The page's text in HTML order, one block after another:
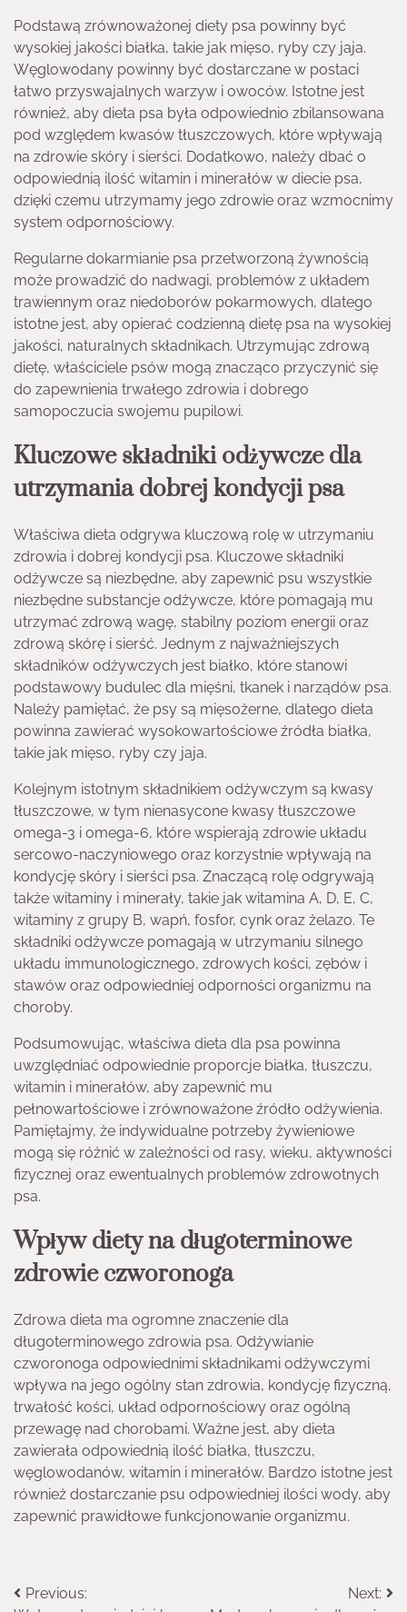
Podstawą zrównoważonej diety psa powinny być
wysokiej jakości białka, takie jak mięso, ryby czy jaja.
Węglowodany powinny być dostarczane w postaci
łatwo przyswajalnych warzyw i owoców. Istotne jest
również, aby dieta psa była odpowiednio zbilansowana
pod względem kwasów tłuszczowych, które wpływają
na zdrowie skóry i sierści. Dodatkowo, należy dbać o
odpowiednią ilość witamin i minerałów w diecie psa,
dzięki czemu utrzymamy jego zdrowie oraz wzmocnimy
system odpornościowy.
Regularne dokarmianie psa przetworzoną żywnością
może prowadzić do nadwagi, problemów z układem
trawiennym oraz niedoborów pokarmowych, dlatego
istotne jest, aby opierać codzienną dietę psa na wysokiej
jakości, naturalnych składnikach. Utrzymując zdrową
dietę, właściciele psów mogą znacząco przyczynić się
do zapewnienia trwałego zdrowia i dobrego
samopoczucia swojemu pupilowi.
Kluczowe składniki odżywcze dla
utrzymania dobrej kondycji psa
Właściwa dieta odgrywa kluczową rolę w utrzymaniu
zdrowia i dobrej kondycji psa. Kluczowe składniki
odżywcze są niezbędne, aby zapewnić psu wszystkie
niezbędne substancje odżywcze, które pomagają mu
utrzymać zdrową wagę, stabilny poziom energii oraz
zdrową skórę i sierść. Jednym z najważniejszych
składników odżywczych jest białko, które stanowi
podstawowy budulec dla mięśni, tkanek i narządów psa.
Należy pamiętać, że psy są mięsożerne, dlatego dieta
powinna zawierać wysokowartościowe źródła białka,
takie jak mięso, ryby czy jaja.
Kolejnym istotnym składnikiem odżywczym są kwasy
tłuszczowe, w tym nienasycone kwasy tłuszczowe
omega-3 i omega-6, które wspierają zdrowie układu
sercowo-naczyniowego oraz korzystnie wpływają na
kondycję skóry i sierści psa. Znaczącą rolę odgrywają
także witaminy i minerały, takie jak witamina A, D, E, C,
witaminy z grupy B, wapń, fosfor, cynk oraz żelazo. Te
składniki odżywcze pomagają w utrzymaniu silnego
układu immunologicznego, zdrowych kości, zębów i
stawów oraz odpowiedniej odporności organizmu na
choroby.
Podsumowując, właściwa dieta dla psa powinna
uwzględniać odpowiednie proporcje białka, tłuszczu,
witamin i minerałów, aby zapewnić mu
pełnowartościowe i zrównoważone źródło odżywienia.
Pamiętajmy, że indywidualne potrzeby żywieniowe
mogą się różnić w zależności od rasy, wieku, aktywności
fizycznej oraz ewentualnych problemów zdrowotnych
psa.
Wpływ diety na długoterminowe
zdrowie czworonoga
Zdrowa dieta ma ogromne znaczenie dla
długoterminowego zdrowia psa. Odżywianie
czworonoga odpowiednimi składnikami odżywczymi
wpływa na jego ogólny stan zdrowia, kondycję fizyczną,
trwałość kości, układ odpornościowy oraz ogólną
przewagę nad chorobami. Ważne jest, aby dieta
zawierała odpowiednią ilość białka, tłuszczu,
węglowodanów, witamin i minerałów. Bardzo istotne jest
również dostarczanie psu odpowiedniej ilości wody, aby
zapewnić prawidłowe funkcjonowanie organizmu.
Nawigacja
Previous:
Next: